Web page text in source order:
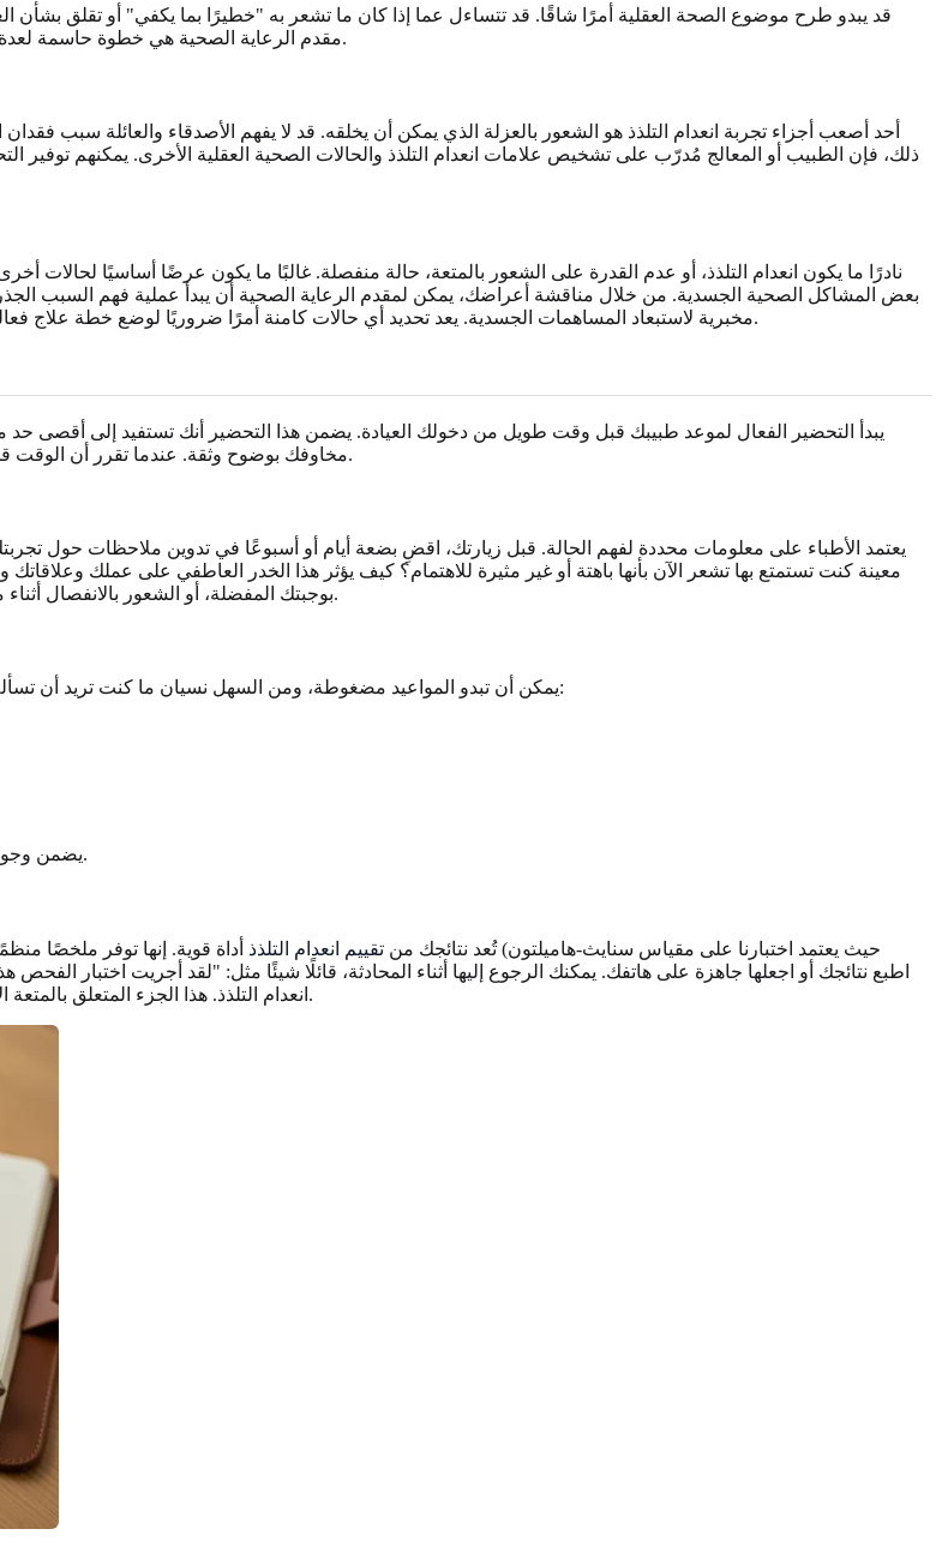
قد يبدو طرح موضوع الصحة العقلية أمرًا شاقًا. قد تتساءل عما إذا كان ما تشعر به "خطيرًا بما يكفي" أو تقلق
مقدم الرعاية الصحية هي خطوة حاسمةالمهني ونظام الدعم.
أحد أصعب أجزاء تجربة انعدام التلذذ هو الشعور بالعزلة الذي يمكن أن يخلقه. قد لا يفهم الأصدقاء والعائلة سبب
ذلك، فإن الطبيب أو المعالج مُدرّب على تشخيص علامات انعدام التلذذ والحالات الصحية العقلية الأخرى. يمكنهم توفير
نادرًا ما يكون انعدام التلذذ، أو عدم القدرة على الشعور بالمتعة، حالة منفصلة. غالبًا ما يكون عرضًا أساسيًا
بعض المشاكل الصحية الجسدية. من خلال مناقشة أعراضك، يمكن لمقدم الرعاية الصحية أن يبدأ عملية فهم السبب
مخبرية لاستبعاد المساهمات الجسدية. يعد تحديد أي حالات كامنة أمرًا ضروريًا لوضع خطة علاج فعالة ومستهدفة. بدون هذه الرؤية المهنية، قد تعالج عرضًا فقط بدلاً من المشكلة الأساسية.
يبدأ التحضير الفعال لموعد طبيبك قبل وقت طويل من دخولك العيادة. يضمن هذا التحضير أنك تستفيد إلى أقصى
مخاوفك بوضوح وثقة. عندما تقرر أن الوقت، فإن القليل من التحضير يقطع شوطًا طويلاً.
يعتمد الأطباء على معلومات محددة لفهم الحالة. قبل زيارتك، اقضِ بضعة أيام أو أسبوعًا في تدوين ملاحظات حول
معينة كنت تستمتع بها تشعر الآن بأنها باهتة أو غير مثيرة للاهتمام؟ كيف يؤثر هذا الخدر العاطفي على عملك وعلاقاتك
بوجبتك المفضلة، أو الشعور بالانفصال أثناء محادثة مع أحد الأحباء، أو فقدان الدافع لهواية محبوبة - لطبيبك بيانات ملموسة للعمل بها.
يمكن أن تبدو المواعيد مضغوطة، ومن السهل نسيان ما كنت تريد أن تسأله في تلك اللحظة. قم بإعداد قائمة بالأسئلة والمخاوف مسبقًا. قد تتضمن أسئلتك ما يلي:
يضمن وجود هذه القائمة أن تغادر الموعد وأنت تشعر بالاطلاع ولديك فهم أوضح للمسار المستقبلي.
تُعد نتائجك من تقييم انعدام التلذذ أداة قوية. إنها توفر ملخصًا منظمًا
انعدام التلذذ. هذا الجزء المتعلق بالمتعة الاجتماعية كان له صدى كبير لدي." يمنح هذا طبيبك نقطة بداية واضحة وفورية للمناقشة.